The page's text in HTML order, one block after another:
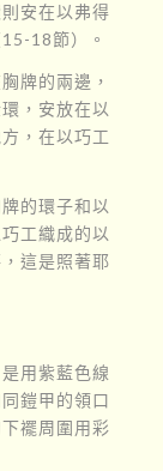
安在以弗得
18節）。
牌的兩邊，
，安放在以
，在以巧工
的環子和以
工織成的以
這是照著耶
用紫藍色線
鎧甲的領口
襬周圍用彩